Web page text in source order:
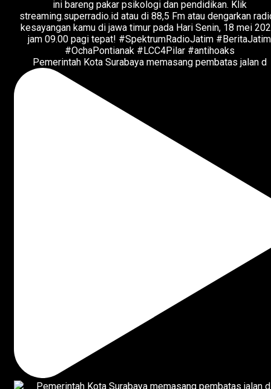
Pemerintah Kota Surabaya memasang pembatas jalan d